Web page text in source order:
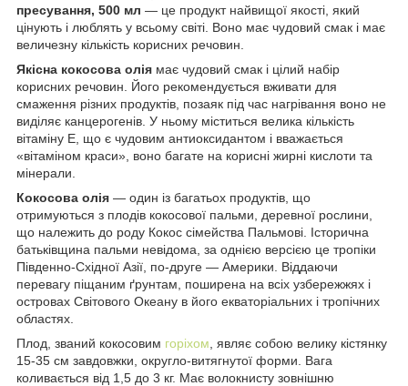
пресування, 500 мл — це продукт найвищої якості, який
цінують і люблять у всьому світі. Воно має чудовий смак і має
величезну кількість корисних речовин.
Якісна кокосова олія має чудовий смак і цілий набір
корисних речовин. Його рекомендується вживати для
смаження різних продуктів, позаяк під час нагрівання воно не
виділяє канцерогенів. У ньому міститься велика кількість
вітаміну Е, що є чудовим антиоксидантом і вважається
«вітаміном краси», воно багате на корисні жирні кислоти та
мінерали.
Кокосова олія — один із багатьох продуктів, що
отримуються з плодів кокосової пальми, деревної рослини,
що належить до роду Кокос сімейства Пальмові. Історична
батьківщина пальми невідома, за однією версією це тропіки
Південно-Східної Азії, по-друге — Америки. Віддаючи
перевагу піщаним ґрунтам, поширена на всіх узбережжях і
островах Світового Океану в його екваторіальних і тропічних
областях.
Плод, званий кокосовим горіхом , являє собою велику кістянку
15-35 см завдовжки, округло-витягнутої форми. Вага
коливається від 1,5 до 3 кг. Має волокнисту зовнішню